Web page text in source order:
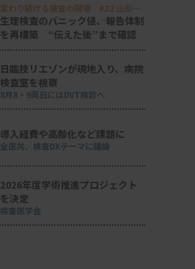
変わり続ける検査の現場 #32 山形済
生病院
生理検査のパニック値、報告体制
を再構築 “伝えた後”まで確認
日臨技リエゾンが現地入り、病院
検査室を視察
8月8・9両日にはDVT検診へ
導入経費や高齢化など課題に
全医共、検査DXテーマに議論
2026年度学術推進プロジェクト
を決定
検査医学会